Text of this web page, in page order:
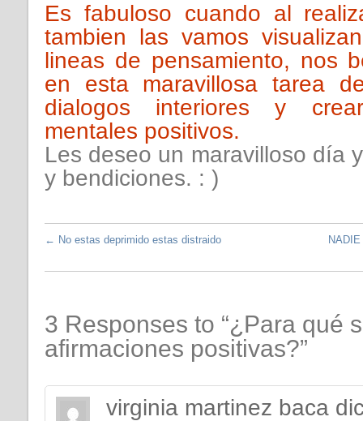
Es fabuloso cuando al
tambien las vamos
lineas de pensamiento, nos
en esta maravillosa tarea
dialogos interiores y
mentales positivos.
Les deseo un maravilloso día
y bendiciones. : )
← No estas deprimido estas distraido
3 Responses to “¿Para qué
afirmaciones positivas?”
virginia martinez baca